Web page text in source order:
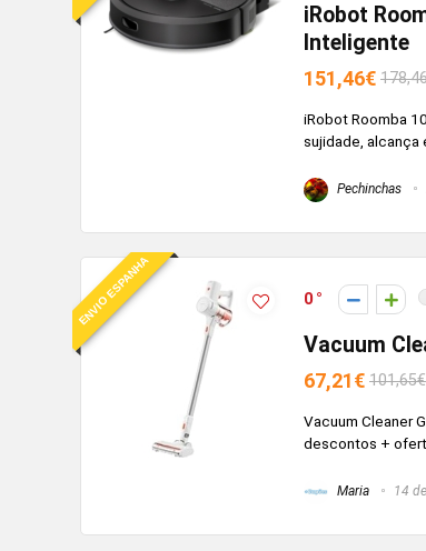
iRobot
Inteligente
151,46€
iRobot Roomba
sujidade, alcança
Pechinchas
ENVIO ESPANHA 0
Vacuum
67,21€ 101,65€
Vacuum Cleaner
descontos +
Maria 14